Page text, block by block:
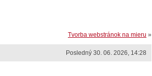
Tvorba webstránok na mieru »
Posledný 30. 06. 2026, 14:28